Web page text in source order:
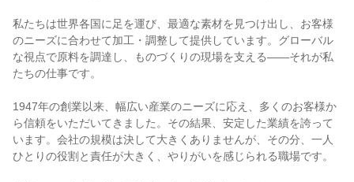
私たちは世界各国に足を運び、最適な素材を見つけ出し、お客様
のニーズに合わせて加工・調整して提供しています。グローバル
な視点で原料を調達し、ものづくりの現場を支える――それが私
たちの仕事です。
1947年の創業以来、幅広い産業のニーズに応え、多くのお客様か
ら信頼をいただいてきました。その結果、安定した業績を誇って
います。会社の規模は決して大きくありませんが、その分、一人
ひとりの役割と責任が大きく、やりがいを感じられる職場です。